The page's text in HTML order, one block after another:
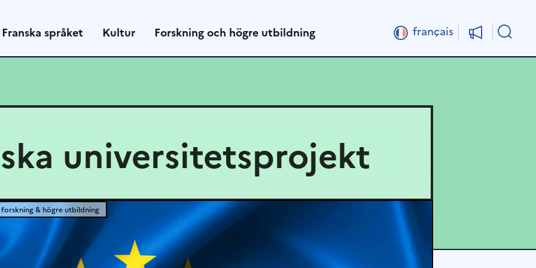
Franska språket Kultur Forskning och högre utbildning français Sök
universitetsprojekt
forskning & högre utbildning